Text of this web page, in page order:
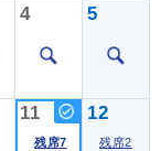
4 5
11
残席7
12
残席2